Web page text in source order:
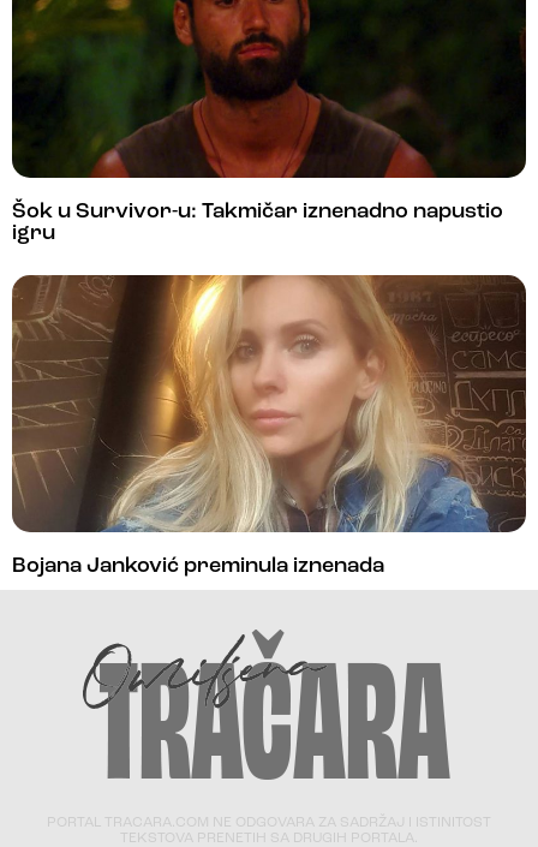
Šok u Survivor-u: Takmičar iznenadno napustio
igru
Bojana Janković preminula iznenada
PORTAL TRACARA.COM NE ODGOVARA ZA SADRŽAJ I ISTINITOST
TEKSTOVA PRENETIH SA DRUGIH PORTALA.